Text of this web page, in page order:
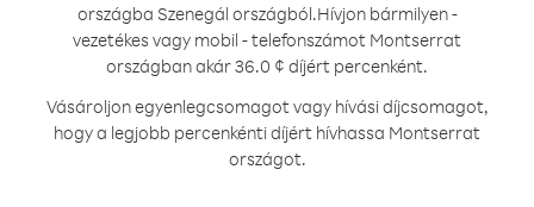
országba Szenegál országból.Hívjon bármilyen -
vezetékes vagy mobil - telefonszámot Montserrat
országban akár 36.0 ¢ díjért percenként.
Vásároljon egyenlegcsomagot vagy hívási díjcsomagot,
hogy a legjobb percenkénti díjért hívhassa Montserrat
országot.